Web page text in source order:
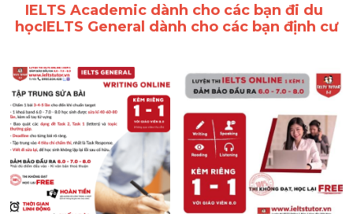
IELTS Academic dành cho các bạn đi du
họcIELTS General dành cho các bạn định cư